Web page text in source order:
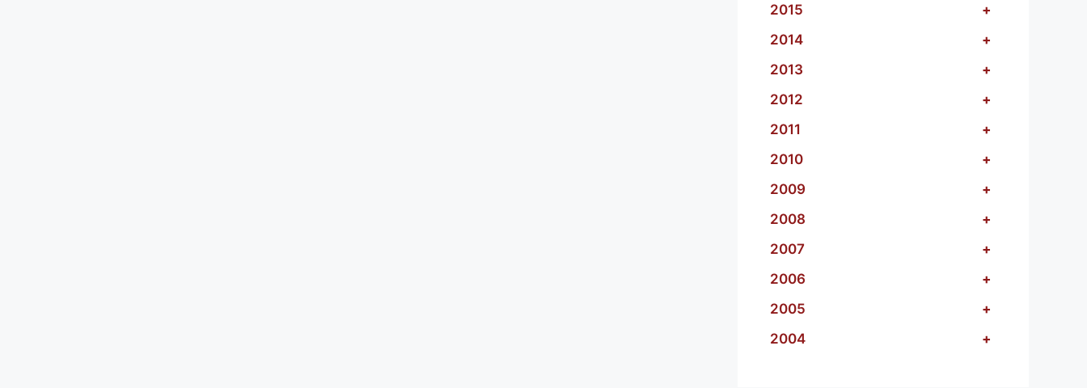
2015
+
2014
+
2013
+
2012
+
2011
+
2010
+
2009
+
2008
+
2007
+
2006
+
2005
+
2004
+